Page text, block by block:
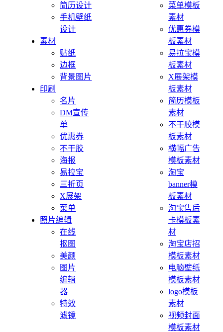
简历设计
手机壁纸
设计
素材
贴纸
边框
背景图片
印刷
名片
DM宣传
单
优惠券
不干胶
海报
易拉宝
三折页
X展架
菜单
照片编辑
在线
抠图
美颜
图片
编辑
器
特效
滤镜
菜单模板
素材
优惠券模
板素材
易拉宝模
板素材
X展架模
板素材
简历模板
素材
不干胶模
板素材
横幅广告
模板素材
淘宝
banner模
板素材
淘宝售后
卡模板素
材
淘宝店招
模板素材
电脑壁纸
模板素材
logo模板
素材
视频封面
模板素材